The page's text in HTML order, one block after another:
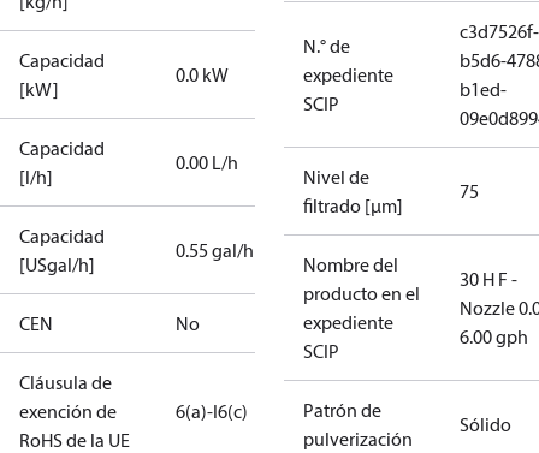
Capacidad
[kW]
0.0 kW
Capacidad
[l/h]
0.00 L/h
Capacidad
[USgal/h]
0.55 gal/h
CEN No
Cláusula de
exención de
RoHS de la UE
6(a)-I6(c)
N.° de
expediente
SCIP
c3d7526f-
b5d6-
b1ed-
Nivel de
filtrado [µm]
75
Nombre del
producto en el
expediente
SCIP
30 H F -
Nozzle
6.00 gph
Patrón de
pulverización
Sólido